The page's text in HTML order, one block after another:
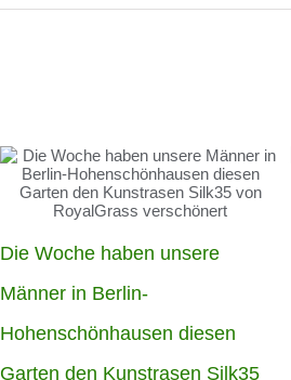
Die Woche haben unsere
Männer in Berlin-
Hohenschönhausen diesen
Garten den Kunstrasen Silk35